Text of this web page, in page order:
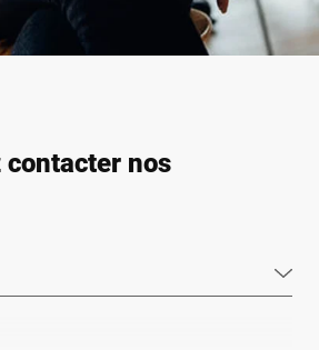
contacter nos